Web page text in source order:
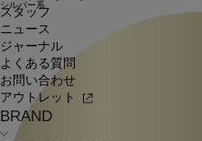
スタッフ
ニュース
ジャーナル
よくある質問
お問い合わせ
アウトレット
BRAND
シルバー系